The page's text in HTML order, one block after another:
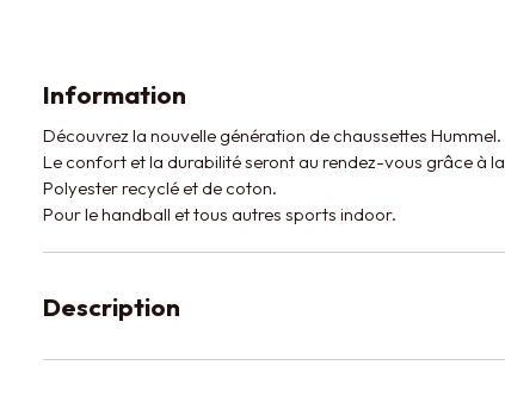
Information
Découvrez la nouvelle génération de chaussettes Hummel.
Le confort et la durabilité seront au rendez-vous grâce à
Polyester recyclé et de coton.
Pour le handball et tous autres sports indoor.
Description